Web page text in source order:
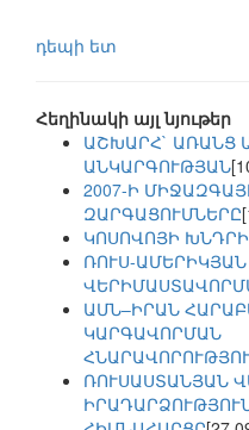
դեպի ետ
Հեղինակի այլ նյութեր
ԱՇԽԱՐՀ` ԱՌԱՆՑ
ԱՆԿԱՐԳՈՒԹՅԱՆ
2007-Ի
ԶԱՐԳԱՑՈՒՄՆԵՐԸ
ԿՈՍՈՎՈՅԻ
ՌՈՒՍ-
ԱՄՆ–ԻՐԱՆ
ԿԱՐԳԱՎՈՐՄԱՆ
ՌՈՒՍԱՍՏԱՆՅԱՆ